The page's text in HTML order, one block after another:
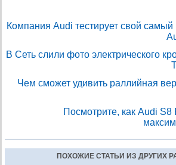
Компания Audi тестирует свой
В Сеть слили фото электрического
Чем сможет удивить раллийная
Посмотрите, как Audi S8
ПОХОЖИЕ СТАТЬИ ИЗ ДРУГИХ